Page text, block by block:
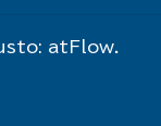
atFlow.